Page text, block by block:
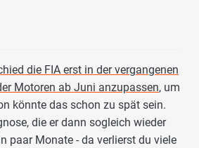
die FIA erst in der vergangenen
Motoren ab Juni anzupassen, um
könnte das schon zu spät sein.
die er dann sogleich wieder
paar Monate - da verlierst du viele